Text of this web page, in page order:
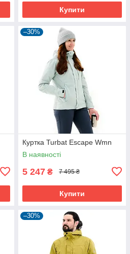
Купити
–30%
Куртка Turbat Escape Wmn
В наявності
5 247 ₴ 7 495 ₴
Купити
–30%